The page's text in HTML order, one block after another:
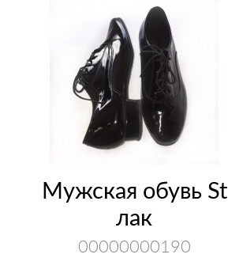
Мужская обувь St
лак
00000000190